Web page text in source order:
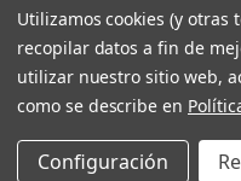
Utilizamos cookies (y otras
recopilar datos a fin de
utilizar nuestro sitio web,
como se describe en
Configuración